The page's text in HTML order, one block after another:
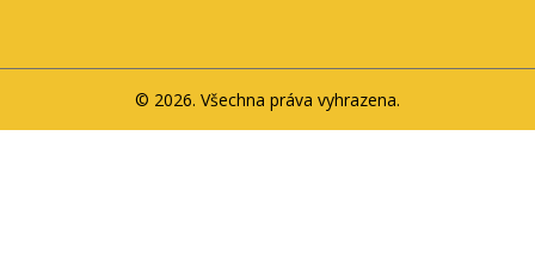
© 2026. Všechna práva vyhrazena.